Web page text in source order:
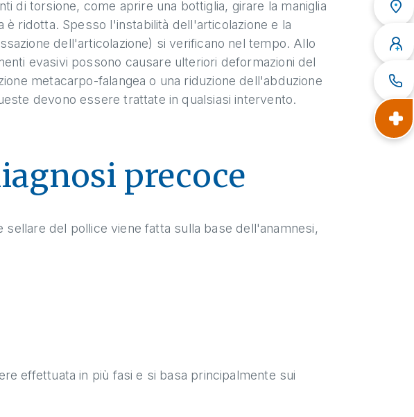
di torsione, come aprire una bottiglia, girare la maniglia
è ridotta. Spesso l'instabilità dell'articolazione e la
dell'articolazione) si verificano nel tempo. Allo
evasivi possono causare ulteriori deformazioni del
metacarpo-falangea o una riduzione dell'abduzione
devono essere trattate in qualsiasi intervento.
precoce
del pollice viene fatta sulla base dell'anamnesi,
effettuata in più fasi e si basa principalmente sui